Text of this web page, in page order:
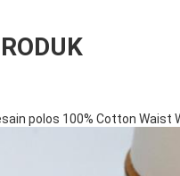
polos 100% Cotton Waist